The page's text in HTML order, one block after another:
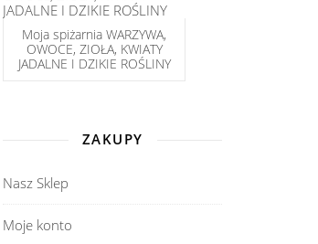
Moja spiżarnia WARZYWA,
OWOCE, ZIOŁA, KWIATY
JADALNE I DZIKIE ROŚLINY
ZAKUPY
Nasz Sklep
Moje konto